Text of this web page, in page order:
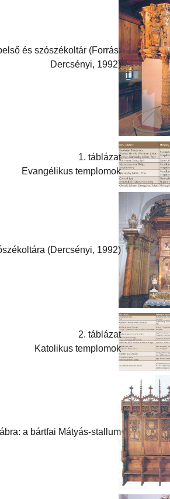
és szószékoltár (Forrás:
Dercsényi, 1992)
1. táblázat
Evangélikus templomok
(Dercsényi, 1992)
2. táblázat
Katolikus templomok
a bártfai Mátyás-stallum